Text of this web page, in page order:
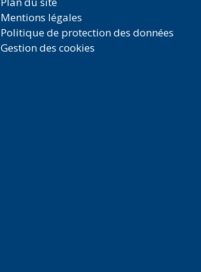
Mentions légales
Politique de protection des données
Gestion des cookies